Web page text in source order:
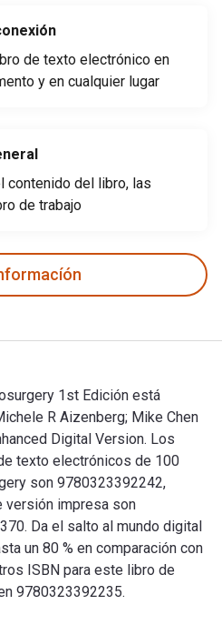
de texto electrónico en
y en cualquier lugar
contenido del libro, las
de trabajo
1st Edición está
R Aizenberg; Mike Chen
Digital Version. Los
texto electrónicos de 100
son 9780323392242,
versión impresa son
Da el salto al mundo digital
un 80 % en comparación con
ISBN para este libro de
9780323392235.